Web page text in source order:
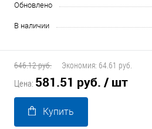
Обновлено
В наличии
646.12 руб. Экономия: 64.61 руб.
Цена: 581.51 руб. / шт
Купить